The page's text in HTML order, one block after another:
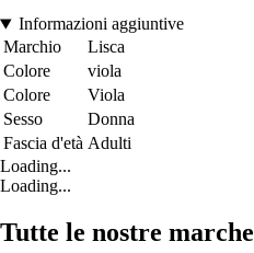
Informazioni aggiuntive
Marchio
Lisca
Colore
viola
Colore
Viola
Sesso
Donna
Fascia d'età Adulti
Loading...
Loading...
Tutte le nostre marche